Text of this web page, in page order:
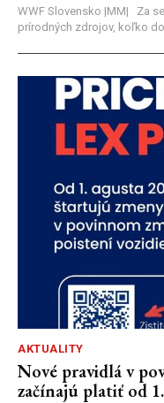
WWF Slovensko |MM| Za
prírodných zdrojov, koľko
AKTUALITY
Nové pravidlá v
začínajú platiť od